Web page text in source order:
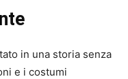
in una storia senza
e i costumi